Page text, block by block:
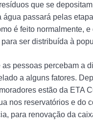
que se
água passará pelas
é feito normalmente, e
ser distribuída à
as pessoas percebam a
a alguns fatores.
estão da ETA
nos reservatórios e do
para renovação da